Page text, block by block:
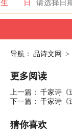
生 日
导航： 品诗文网 >
更多阅读
上一篇： 千家诗《
下一篇： 千家诗《
猜你喜欢